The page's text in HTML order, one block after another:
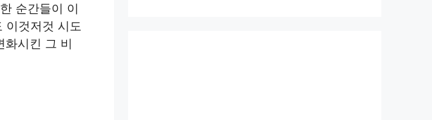
순간들이 이
이것저것 시도
화시킨 그 비